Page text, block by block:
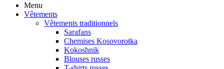
Menu
Vêtements
Vêtements traditionnels
Sarafans
Chemises Kosovorotka
Kokoshnik
Blouses russes